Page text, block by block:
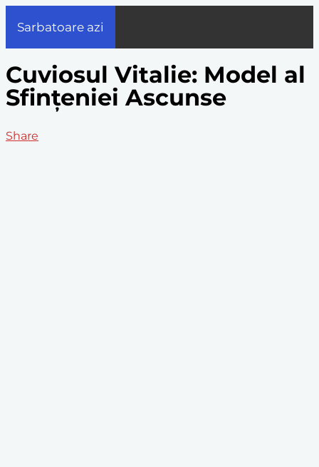
Sarbatoare azi
Cuviosul Vitalie: Model al
Sfințeniei Ascunse
Share